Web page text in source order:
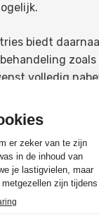
biedt
volledig
van uw
de juiste